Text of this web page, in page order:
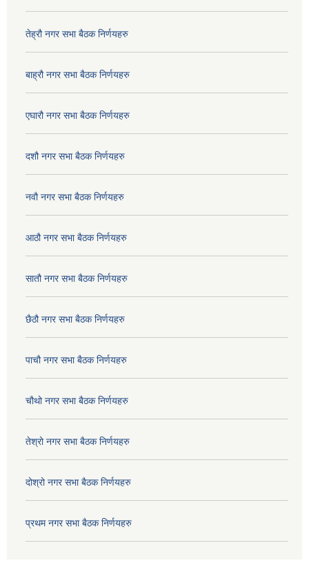
तेह्रौ नगर सभा बैठक निर्णयहरु
बाह्रौ नगर सभा बैठक निर्णयहरु
एघारौ नगर सभा बैठक निर्णयहरु
दशौ नगर सभा बैठक निर्णयहरु
नवौ नगर सभा बैठक निर्णयहरु
आठौ नगर सभा बैठक निर्णयहरु
सातौ नगर सभा बैठक निर्णयहरु
छैठौ नगर सभा बैठक निर्णयहरु
पाचौ नगर सभा बैठक निर्णयहरु
चौथो नगर सभा बैठक निर्णयहरु
तेश्रो नगर सभा बैठक निर्णयहरु
दोश्रो नगर सभा बैठक निर्णयहरु
प्रथम नगर सभा बैठक निर्णयहरु